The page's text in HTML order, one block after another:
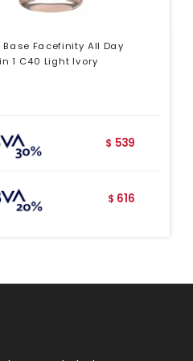
Base Facefinity All Day
1 C40 Light Ivory
$ 539
$ 616